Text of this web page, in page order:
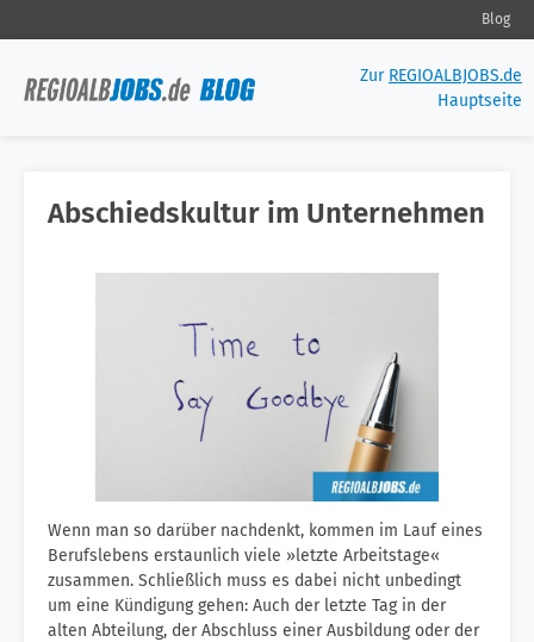
Blog
Zur REGIOALBJOBS.de
Hauptseite
Abschiedskultur im Unternehmen
Wenn man so darüber nachdenkt, kommen im Lauf eines
Berufslebens erstaunlich viele »letzte Arbeitstage«
zusammen. Schließlich muss es dabei nicht unbedingt
um eine Kündigung gehen: Auch der letzte Tag in der
alten Abteilung, der Abschluss einer Ausbildung oder der